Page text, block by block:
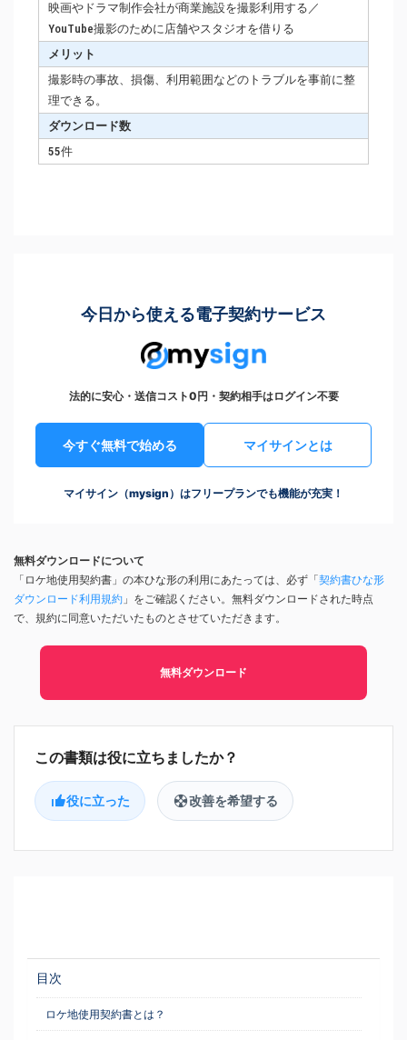
映画やドラマ制作会社が商業施設を撮影利用する／
YouTube撮影のために店舗やスタジオを借りる
メリット
撮影時の事故、損傷、利用範囲などのトラブルを事前に整
理できる。
ダウンロード数
55件
今日から使える電子契約サービス
法的に安心・送信コスト0円・契約相手はログイン不要
今すぐ無料で始める マイサインとは
マイサイン（mysign）はフリープランでも機能が充実！
無料ダウンロードについて
「ロケ地使用契約書」の本ひな形の利用にあたっては、必ず「契約書ひな形
ダウンロード利用規約 」をご確認ください。無料ダウンロードされた時点
で、規約に同意いただいたものとさせていただきます。
無料ダウンロード
役に立った 改善を希望する
目次
ロケ地使用契約書とは？